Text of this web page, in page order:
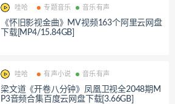
哇哈 专题音乐 音乐有声
《怀旧影视金曲》MV视频163个阿里云网盘
下载[MP4/15.84GB]
哇哈 有声小说 音乐有声
梁文道《开卷八分钟》凤凰卫视全2048期M
P3音频合集百度云网盘下载[3.66GB]